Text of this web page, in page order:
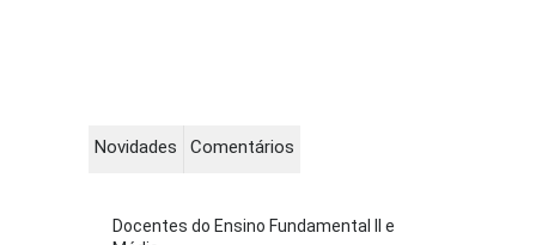
Novidades Comentários
Docentes do Ensino Fundamental II e